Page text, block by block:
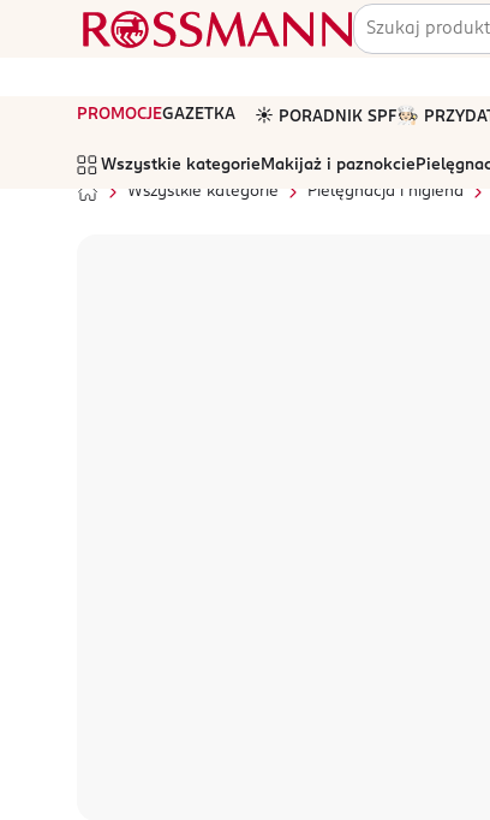
PROMOCJEGAZETKA ☀️ PORADNIK SPF🧑🏻‍🍳
Wszystkie kategorie Makijaż i paznokcie
Wszystkie kategorie
Pielęgnacja i higiena